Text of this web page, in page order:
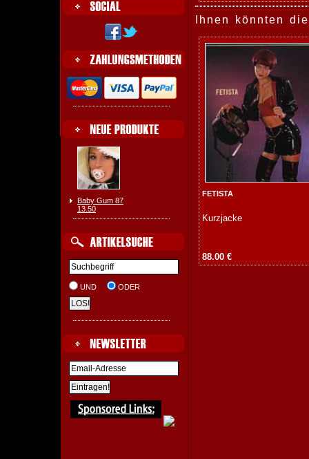
Baby Gum 87
13.50
UND ODER
Ihnen könnten
FETISTA
Kurzjacke
88.00 €